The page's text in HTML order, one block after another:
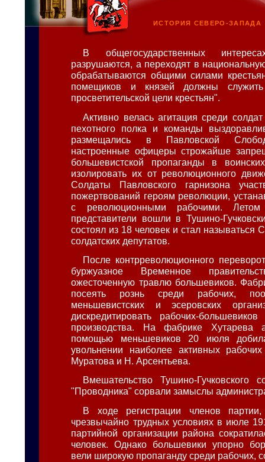
ИСТОРИЯ СЕВЕРО-ЗАПАДА
В общегосударственных
разрушаются, а переходят в
обрабатываются общими силами
помещиков и князей должны служить
просветительской цели крестьян".
Активно велась агитация среди
пехотного полка и команды
размещались в Павловской
настроенные офицеры строжайше
большевистской пропаганды в
изолировать их от революционного
Солдаты Павловского гарнизона
пожертвований героям революции,
с революционными рабочими.
представители вошли в Тушино-
состоял из 18 человек и стал называться
солдатских депутатов.
После контрреволюционного
буржуазное Временное
ожесточенную травлю большевиков.
посеять рознь среди рабочих,
меньшевистских и эсеровских
дискредитировать рабочих-
производства. На фабрике Хутарева
помощью меньшевиков 20 июля
увольнении наиболее активных
Муратова и Н. Арсентьева.
Вмешательство Тушино-Гучковского
"Проводника" сорвали замыслы
В ходе регистрации членов
чрезвычайно трудных условиях в июле
партийной организации района
человек. Однако большевики упорно
вели широкую пропаганду среди рабочих,